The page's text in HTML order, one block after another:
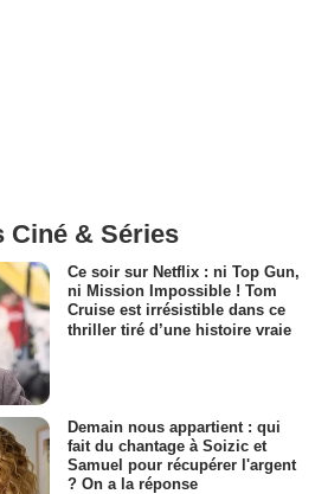
Ciné & Séries
Ce soir sur Netflix : ni Top Gun,
ni Mission Impossible ! Tom
Cruise est irrésistible dans ce
thriller tiré d’une histoire vraie
Demain nous appartient : qui
fait du chantage à Soizic et
Samuel pour récupérer l'argent
? On a la réponse